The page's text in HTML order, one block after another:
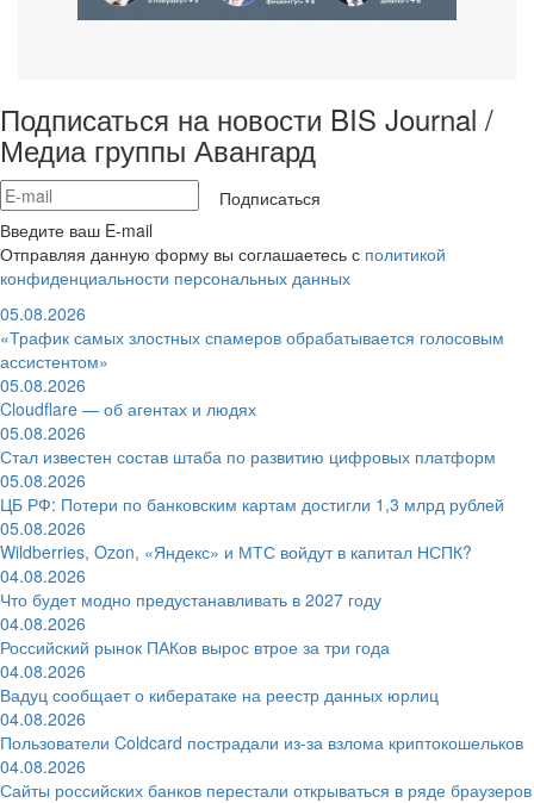
Подписаться на новости BIS Journal /
Медиа группы Авангард
Подписаться
Введите ваш E-mail
Отправляя данную форму вы соглашаетесь с политикой
конфиденциальности персональных данных
05.08.2026
«Трафик самых злостных спамеров обрабатывается голосовым
ассистентом»
05.08.2026
Cloudflare — об агентах и людях
05.08.2026
Стал известен состав штаба по развитию цифровых платформ
05.08.2026
ЦБ РФ: Потери по банковским картам достигли 1,3 млрд рублей
05.08.2026
Wildberries, Ozon, «Яндекс» и МТС войдут в капитал НСПК?
04.08.2026
Что будет модно предустанавливать в 2027 году
04.08.2026
Российский рынок ПАКов вырос втрое за три года
04.08.2026
Вадуц сообщает о кибератаке на реестр данных юрлиц
04.08.2026
Пользователи Coldcard пострадали из-за взлома криптокошельков
04.08.2026
Сайты российских банков перестали открываться в ряде браузеров